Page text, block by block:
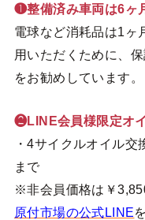
❶整備済み車両は6ヶ
電球など消耗品は1ヶ
用いただくために、
をお勧めしています。
❷LINE会員様限定オ
・4サイクルオイル
まで
※非会員価格は￥
原付市場の公式LINE